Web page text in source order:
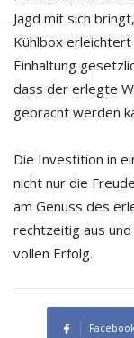
Jagd mit sich
Kühlbox
Einhaltung
dass der erlegte
gebracht werden
Die Investition in
nicht nur die
am Genuss des
rechtzeitig aus und
vollen Erfolg.